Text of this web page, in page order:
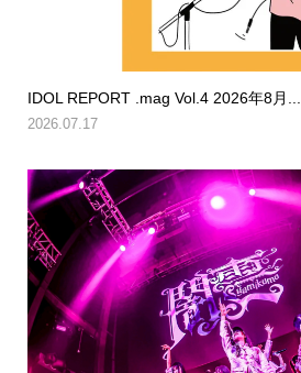
IDOL REPORT .mag Vol.4 2026年8月...
2026.07.17